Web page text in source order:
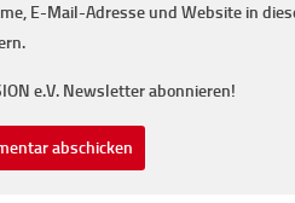
E-Mail-Adresse und Website in
e.V. Newsletter abonnieren!